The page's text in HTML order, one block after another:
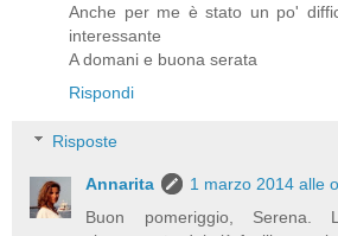
Anche per me è stato un po'
interessante
A domani e buona serata
Rispondi
Risposte
Annarita
1 marzo 2014 alle
Buon pomeriggio, Serena.